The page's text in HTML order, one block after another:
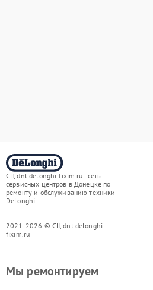
СЦ dnt.delonghi-fixim.ru - сеть
сервисных центров в Донецке по
ремонту и обслуживанию техники
DeLonghi
2021-2026 © СЦ dnt.delonghi-
fixim.ru
Мы ремонтируем